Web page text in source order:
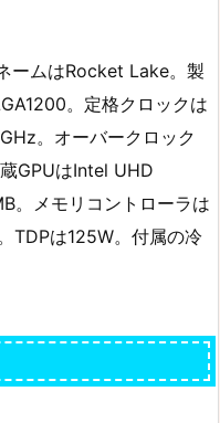
ームはRocket Lake。製
。定格クロックは
。オーバークロック
GPUはIntel UHD
。メモリコントローラは
TDPは125W。付属の冷